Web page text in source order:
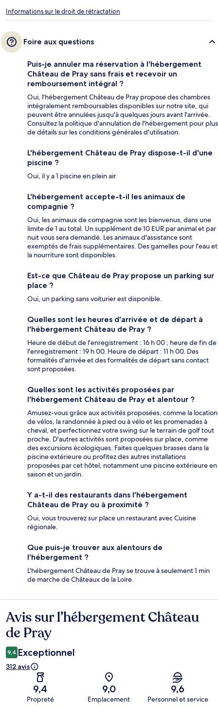
Informations sur le droit de rétractation
Foire aux questions
Puis-je annuler ma réservation à l'hébergement
Château de Pray sans frais et recevoir un
remboursement intégral ?
Oui, l'hébergement Château de Pray propose des chambres
intégralement remboursables disponibles sur notre site, qui
peuvent être annulées jusqu'à quelques jours avant l'arrivée.
Consultez la politique d'annulation de l'hébergement pour plus
de détails sur les conditions générales d'utilisation.
L'hébergement Château de Pray dispose-t-il d'une
piscine ?
Oui, il y a 1 piscine en plein air.
L'hébergement accepte-t-il les animaux de
compagnie ?
Oui, les animaux de compagnie sont les bienvenus, dans une
limite de 1 au total. Un supplément de 10 EUR par animal et par
nuit vous sera demandé. Les animaux d'assistance sont
exemptés de frais supplémentaires. Des gamelles pour l'eau et
la nourriture sont disponibles.
Est-ce que Château de Pray propose un parking sur
place ?
Oui, un parking sans voiturier est disponible.
Quelles sont les heures d'arrivée et de départ à
l'hébergement Château de Pray ?
Heure de début de l'enregistrement : 16 h 00 ; heure de fin de
l'enregistrement : 19 h 00. Heure de départ : 11 h 00. Des
formalités d'arrivée et des formalités de départ sans contact
sont proposées.
Quelles sont les activités proposées par
l'hébergement Château de Pray et alentour ?
Amusez-vous grâce aux activités proposées, comme la location
de vélos, la randonnée à pied ou à vélo et les promenades à
cheval, et perfectionnez votre swing sur le terrain de golf tout
proche. D'autres activités sont proposées sur place, comme
des excursions écologiques. Faites quelques brasses dans la
piscine extérieure ou profitez des autres installations
proposées par cet hôtel, notamment une piscine extérieure en
saison et un jardin.
Y a-t-il des restaurants dans l'hébergement
Château de Pray ou à proximité ?
Oui, vous trouverez sur place un restaurant avec Cuisine
régionale.
Que puis-je trouver aux alentours de
l'hébergement ?
L'hébergement Château de Pray se trouve à seulement 1 min
de marche de Châteaux de la Loire.
Avis
Avis sur l’hébergement Château
de Pray
9,4 Exceptionnel
312 avis
9,4
Propreté
9,0
Emplacement
9,6
Personnel et service